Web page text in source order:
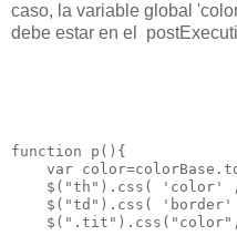
caso, la variable global
debe estar en el
function p(){
var
$("th").css( 'color'
$("td").css(